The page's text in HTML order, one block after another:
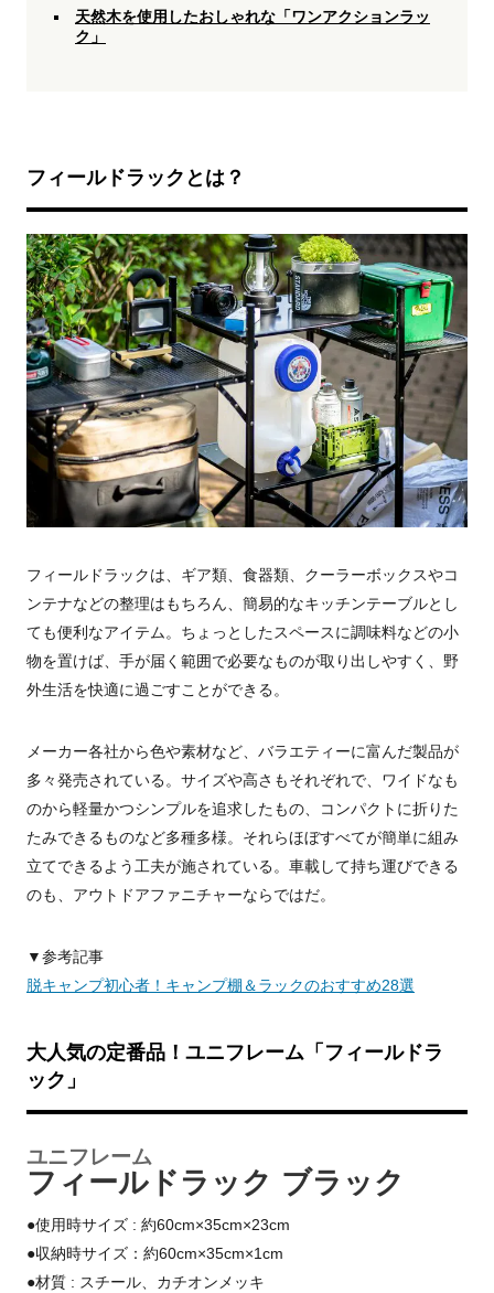
天然木を使用したおしゃれな「ワンアクションラッ
ク」
フィールドラックとは？
フィールドラックは、ギア類、食器類、クーラーボックスやコ
ンテナなどの整理はもちろん、簡易的なキッチンテーブルとし
ても便利なアイテム。ちょっとしたスペースに調味料などの小
物を置けば、手が届く範囲で必要なものが取り出しやすく、野
外生活を快適に過ごすことができる。
メーカー各社から色や素材など、バラエティーに富んだ製品が
多々発売されている。サイズや高さもそれぞれで、ワイドなも
のから軽量かつシンプルを追求したもの、コンパクトに折りた
たみできるものなど多種多様。それらほぼすべてが簡単に組み
立てできるよう工夫が施されている。車載して持ち運びできる
のも、アウトドアファニチャーならではだ。
▼参考記事
脱キャンプ初心者！キャンプ棚＆ラックのおすすめ28選
大人気の定番品！ユニフレーム「フィールドラ
ック」
ユニフレーム
フィールドラック ブラック
●使用時サイズ : 約60cm×35cm×23cm
●収納時サイズ：約60cm×35cm×1cm
●材質 : スチール、カチオンメッキ